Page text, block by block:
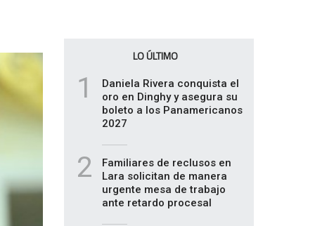
LO ÚLTIMO
1
Daniela Rivera conquista el
oro en Dinghy y asegura su
boleto a los Panamericanos
2027
2
Familiares de reclusos en
Lara solicitan de manera
urgente mesa de trabajo
ante retardo procesal